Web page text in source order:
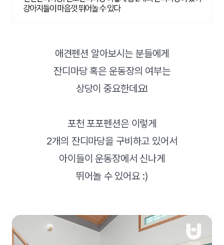
애견펜션 알아보시는 분들에게
잔디마당 혹은 운동장의 여부는
상당이 중요한데요!
포천 포포펜션은 이렇게
2개의 잔디마당을 구비하고 있어서
아이들이 운동장에서 신나게
뛰어놀 수 있어요 :)